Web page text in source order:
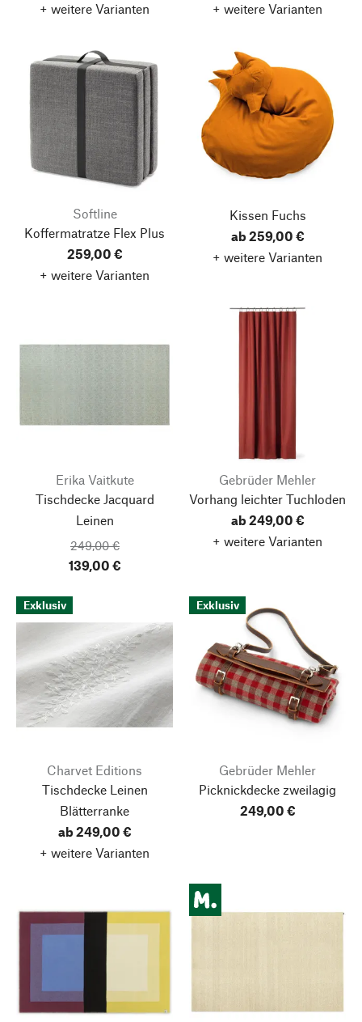
+ weitere Varianten
+ weitere Varianten
Softline
Koffermatratze Flex Plus
259,00 €
+ weitere Varianten
Kissen Fuchs
ab 259,00 €
+ weitere Varianten
Erika Vaitkute
Tischdecke Jacquard
Leinen
249,00 €
139,00 €
Gebrüder Mehler
Vorhang leichter Tuchloden
ab 249,00 €
+ weitere Varianten
Exklusiv
Charvet Editions
Tischdecke Leinen
Blätterranke
ab 249,00 €
+ weitere Varianten
Exklusiv
Gebrüder Mehler
Picknickdecke zweilagig
249,00 €